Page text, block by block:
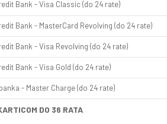
Bank - Visa Classic (do 24 rate)
Bank - MasterCard Revolving (do 24 rate)
Bank - Visa Revolving (do 24 rate)
Bank - Visa Gold (do 24 rate)
- Master Charge (do 24 rate)
DO 36 RATA